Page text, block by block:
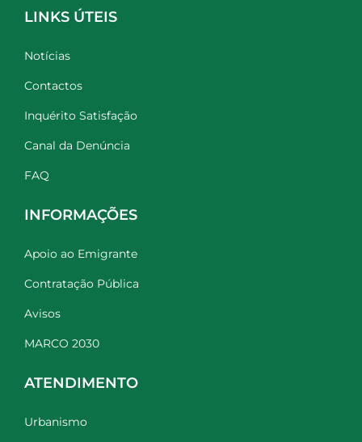
LINKS ÚTEIS
Notícias
Contactos
Inquérito Satisfação
Canal da Denúncia
FAQ
INFORMAÇÕES
Apoio ao Emigrante
Contratação Pública
Avisos
MARCO 2030
ATENDIMENTO
Urbanismo